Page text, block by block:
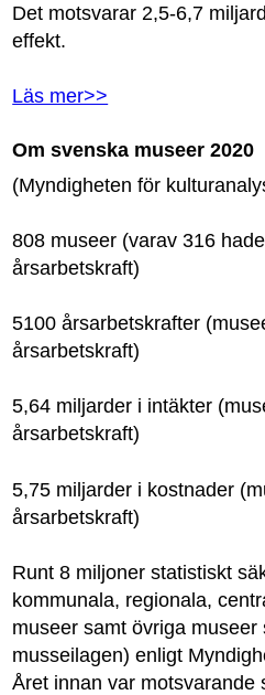
Det motsvarar 2,5-6,7
effekt.
Läs mer>>
Om svenska museer 2020
(Myndigheten för
808 museer (varav 316
årsarbetskraft)
5100 årsarbetskrafter
årsarbetskraft)
5,64 miljarder i intäkter
årsarbetskraft)
5,75 miljarder i kostnader
årsarbetskraft)
Runt 8 miljoner statistiskt
kommunala, regionala,
museer samt övriga museer
musseilagen) enligt
Året innan var motsvarande